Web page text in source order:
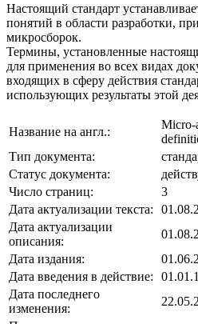
Настоящий стандарт
понятий в области разработки,
микросборок.
Термины, установленные
для применения во всех видах
входящих в сферу действия
использующих результаты этой
Название на англ.:
Micro-
Тип документа:
Статус документа:
Число страниц:
3
Дата актуализации текста:
Дата актуализации
описания:
Дата издания:
Дата введения в действие:
Дата последнего
изменения: